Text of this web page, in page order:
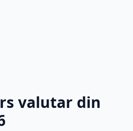
valutar din